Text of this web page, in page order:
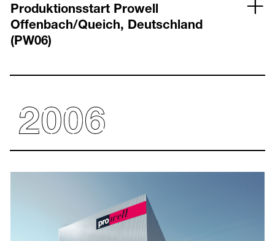
Produktionsstart Prowell
Offenbach/Queich, Deutschland
(PW06)